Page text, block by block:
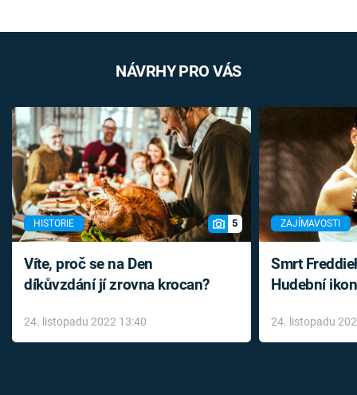
NÁVRHY PRO VÁS
HISTORIE 5
Víte, proč se na Den
díkůvzdání jí zrovna krocan?
24. listopadu 2022 13:40
ZAJÍMAVOSTI
Smrt
Hudební
léky
24. listopadu